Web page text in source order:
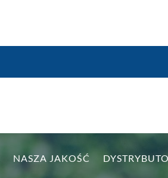
NASZA JAKOŚĆ